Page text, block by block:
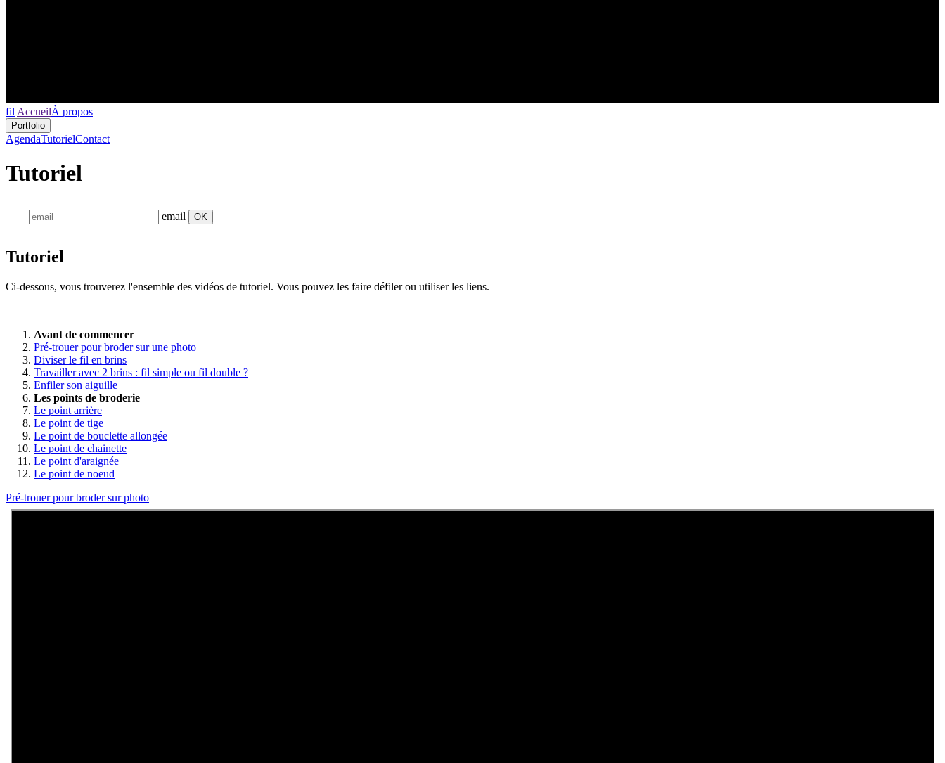
fil AccueilÀ propos
Portfolio
AgendaTutorielContact
Tutoriel
email OK
Tutoriel
Ci-dessous, vous trouverez l'ensemble des vidéos de tutoriel. Vous pouvez les faire défiler ou utiliser les liens.
Avant de commencer
Pré-trouer pour broder sur une photo
Diviser le fil en brins
Travailler avec 2 brins : fil simple ou fil double ?
Enfiler son aiguille
Les points de broderie
Le point arrière
Le point de tige
Le point de bouclette allongée
Le point de chainette
Le point d'araignée
Le point de noeud
Pré-trouer pour broder sur photo